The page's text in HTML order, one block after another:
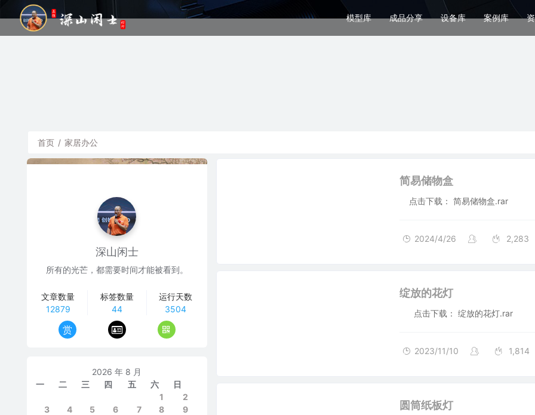
模型库 成品分享 设备库 案例库
首页 / 家居办公
简易储物盒
点击下载： 简易储物盒.rar
2024/4/26 2,283
绽放的花灯
点击下载： 绽放的花灯.rar
2023/11/10 1,814
圆筒纸板灯
深山闲士
所有的光芒，都需要时间才能被看到。
文章数量
12879
标签数量
44
运行天数
3504
赏
2026 年 8 月
一
二 三 四 五 六
日
1
2
3
4 5 6 7 8
9